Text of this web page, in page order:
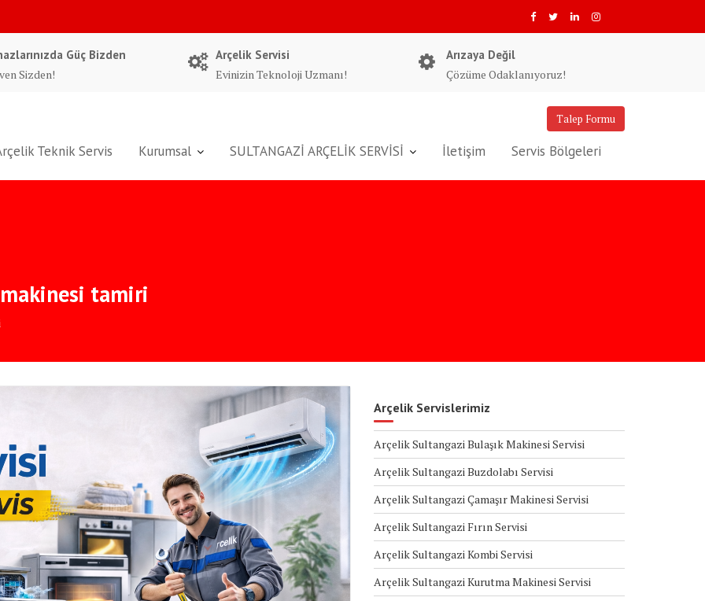
Güç Bizden
Sizden!
Arçelik Servisi
Evinizin Teknoloji Uzmanı!
Arızaya Değil
Çözüme Odaklanıyoruz!
Talep Formu
Teknik Servis Kurumsal SULTANGAZİ ARÇELİK SERVİSİ İletişim Servis Bölgeleri
tamiri
Arçelik Servislerimiz
Arçelik Sultangazi Bulaşık Makinesi Servisi
Arçelik Sultangazi Buzdolabı Servisi
Arçelik Sultangazi Çamaşır Makinesi Servisi
Arçelik Sultangazi Fırın Servisi
Arçelik Sultangazi Kombi Servisi
Arçelik Sultangazi Kurutma Makinesi Servisi